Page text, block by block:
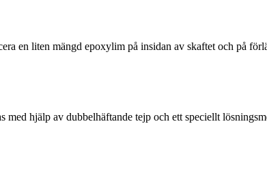
en liten mängd epoxylim på insidan av skaftet och på
med hjälp av dubbelhäftande tejp och ett speciellt